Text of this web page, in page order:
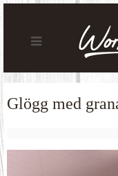
Glögg med